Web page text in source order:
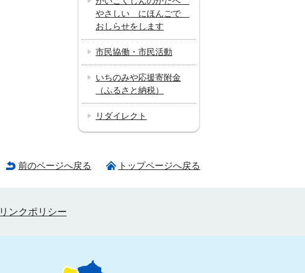
やさしい にほんごで
おしらせをします
市民協働・市民活動
いちのみや応援寄附金
（ふるさと納税）
リダイレクト
前のページへ戻る トップページへ戻る
リンクポリシー